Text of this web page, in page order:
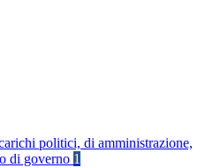
politici, di amministrazione,
di governo 1